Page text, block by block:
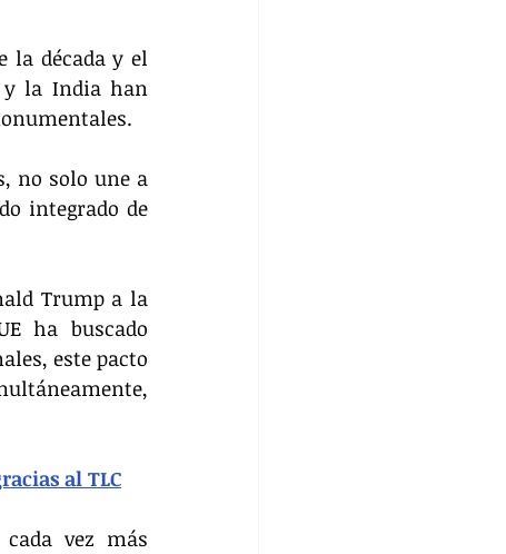
la década y el
y la India han
no solo une a
integrado de
Trump a la
ha buscado
este pacto
al TLC
vez más